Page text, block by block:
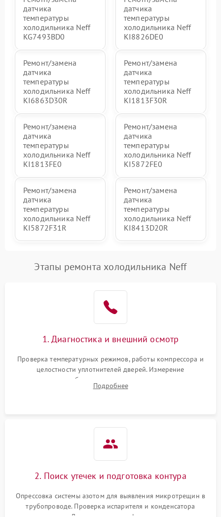
датчика
температуры
холодильника Neff
KG7493BD0
датчика
температуры
холодильника Neff
KI8826DE0
Ремонт/замена
датчика
температуры
холодильника Neff
KI6863D30R
Ремонт/замена
датчика
температуры
холодильника Neff
KI1813F30R
Ремонт/замена
датчика
температуры
холодильника Neff
KI1813FE0
Ремонт/замена
датчика
температуры
холодильника Neff
KI5872FE0
Ремонт/замена
датчика
температуры
холодильника Neff
KI5872F31R
Ремонт/замена
датчика
температуры
холодильника Neff
KI8413D20R
Этапы ремонта холодильника Neff
1. Диагностика и внешний осмотр
Проверка температурных режимов, работы компрессора и
целостности уплотнителей дверей. Измерение
сопротивления обмоток мотора, проверка термостата и
считывание кодов ошибок с электронного дисплея.
Подробнее
2. Поиск утечек и подготовка контура
Опрессовка системы азотом для выявления микротрещин в
трубопроводе. Проверка испарителя и конденсатора